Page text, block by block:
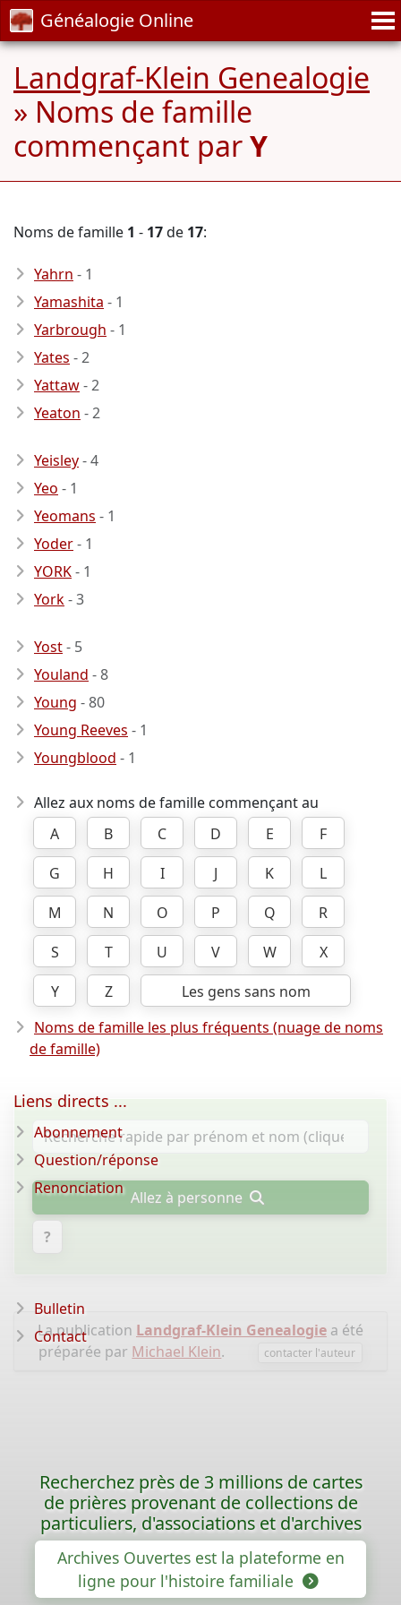
Généalogie Online
Landgraf-Klein Genealogie
» Noms de famille
commençant parY
Noms de famille 1 - 17de 17:
Yahrn - 1
Yamashita - 1
Yarbrough - 1
Yates - 2
Yattaw- 2
Yeaton - 2
Yeisley- 4
Yeo - 1
Yeomans - 1
Yoder- 1
YORK- 1
York- 3
Yost- 5
Youland - 8
Young - 80
Young Reeves - 1
Youngblood - 1
Allez aux noms de famille commençant au
A
B C D E
F
G
H I J K
L
M
N O P Q
R
S
T U V W
X
Y
Z
Les gens sans nom
Noms de famille les plus fréquents (nuage de noms
de famille)
Allez à personne
?
La publication Landgraf-Klein Genealogie a été
préparée par Michael Klein. contacter l'auteur
Liens directs ...
Abonnement
Question/réponse
Renonciation
Bulletin
Contact
Recherchez près de 3 millions de cartes
de prières provenant de collections de
particuliers, d'associations et d'archives
Archives Ouvertes est la plateforme en
ligne pour l'histoire familiale